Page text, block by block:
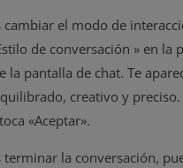
cambiar el modo de
de conversación » en la
la pantalla de chat. Te
creativo y preciso.
«Aceptar».
terminar la conversación,